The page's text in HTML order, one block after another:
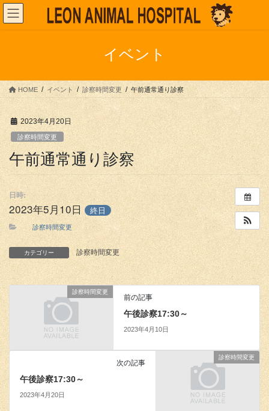
コ
ン
ス
キ
ッ
プ
ナ
ビ
ン
に
移
動
イベント
HOME イベント 診察時間変更 午前通常通り診察
2023年4月20日
診察時間変更
午前通常通り診察
日時:
2023年5月10日 終日
診察時間変更
カテゴリー 診察時間変更
診察時間変更
前の記事
午後診察17:30～
2023年4月10日
診察時間変更
次の記事
午後診察17:30～
2023年4月20日